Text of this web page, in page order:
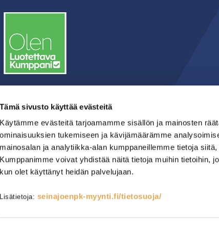
Tämä sivusto käyttää evästeitä
Käytämme evästeitä tarjoamamme sisällön ja mainosten
ominaisuuksien tukemiseen ja kävijämäärämme
mainosalan ja analytiikka-alan kumppaneillemme tietoja
Kumppanimme voivat yhdistää näitä tietoja muihin tietoihin,
kun olet käyttänyt heidän palvelujaan.
Lisätietoja: seinajoenpk-myynti.fi/tietosuoja/
Tarvikkeet RST-kalusteet